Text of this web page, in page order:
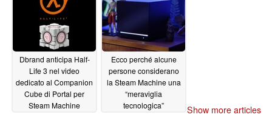
06/28/2026
Dbrand anticipa Half-
Life 3 nel video
dedicato al Companion
Cube di Portal per
Steam Machine
Ecco perché alcune
persone considerano
la Steam Machine una
“meraviglia
tecnologica”
Show more articles